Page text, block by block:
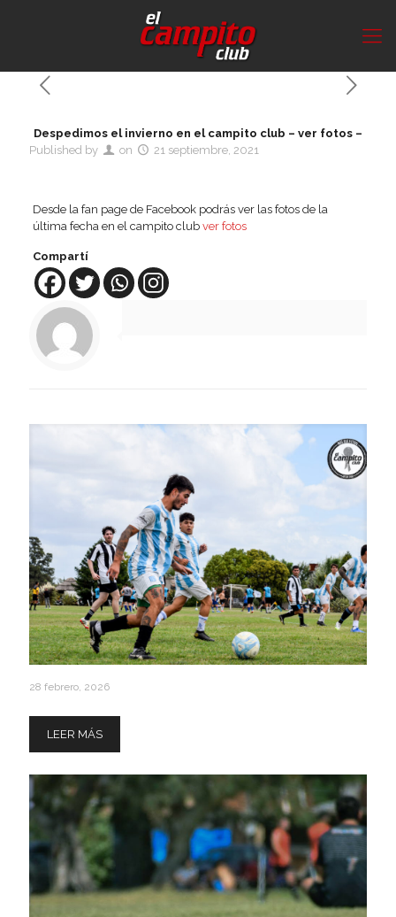
Despedimos el invierno en el campito club – ver fotos –
Published by
on 21 septiembre, 2021
Desde la fan page de Facebook podrás ver las fotos de la
última fecha en el campito club ver fotos
Compartí
28 febrero, 2026
LEER MÁS